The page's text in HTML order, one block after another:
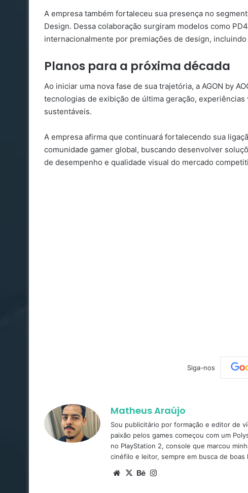
A empresa também fortaleceu sua presença no
Design. Dessa colaboração surgiram modelos como
internacionalmente por premiações de design,
Planos para a próxima década
Ao iniciar uma nova fase de sua trajetória, a AGON by
tecnologias de exibição de última geração,
sustentáveis.
A empresa afirma que continuará fortalecendo sua
comunidade gamer global, buscando desenvolver
de desempenho e qualidade visual do mercado
Siga-nos
Matheus Araújo
Sou publicitário por formação e editor de
paixão pelos games começou com um
no PlayStation 2, console que marcou
cinéfilo e leitor, sempre em busca de
Website
X Behance